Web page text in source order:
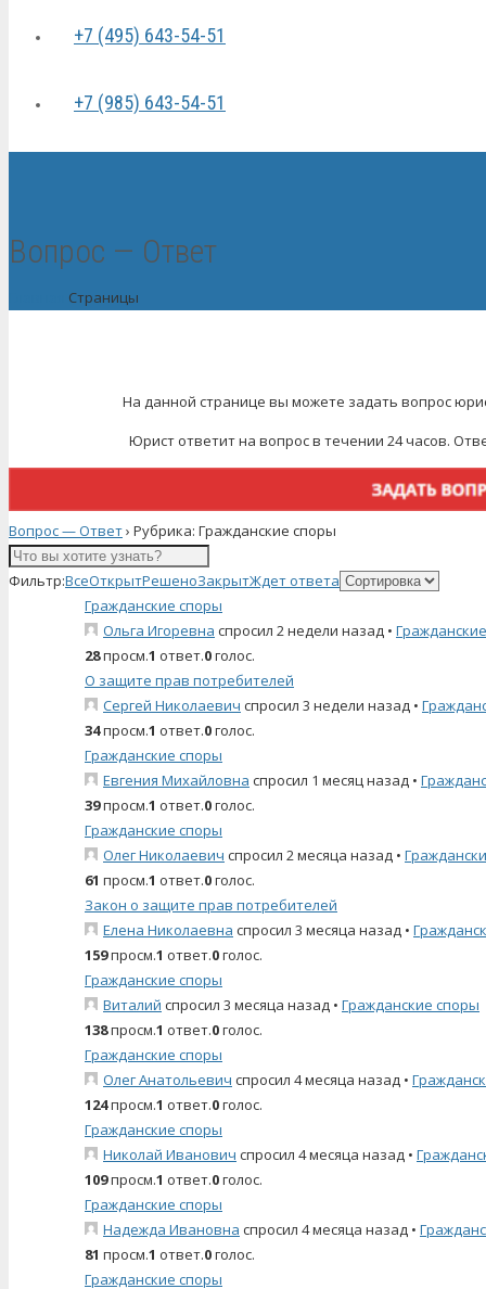
+7 (495) 643-54-51
+7 (985) 643-54-51
Вопрос — Ответ
Страницы
На данной странице вы можете задать вопрос
Юрист ответит на вопрос в течении 24 часов.
Вопрос — Ответ› Рубрика: Гражданские споры
Фильтр:ВсеОткрытРешеноЗакрытЖдет ответа
Гражданские споры
Ольга Игоревна спросил 2 недели назад •
28просм.1 ответ.0голос.
О защите прав потребителей
Сергей Николаевич спросил 3 недели назад •
34просм.1 ответ.0голос.
Гражданские споры
Евгения Михайловна спросил 1 месяц назад •
39просм.1 ответ.0голос.
Гражданские споры
Олег Николаевич спросил 2 месяца назад •
61 просм.1 ответ.0голос.
Закон о защите прав потребителей
Елена Николаевна спросил 3 месяца назад •
159просм.1 ответ.0голос.
Гражданские споры
Виталий спросил 3 месяца назад • Гражданские споры
138просм.1 ответ.0голос.
Гражданские споры
Олег Анатольевич спросил 4 месяца назад •
124просм.1 ответ.0голос.
Гражданские споры
Николай Иванович спросил 4 месяца назад •
109просм.1 ответ.0голос.
Гражданские споры
Надежда Ивановна спросил 4 месяца назад •
81 просм.1 ответ.0голос.
Гражданские споры